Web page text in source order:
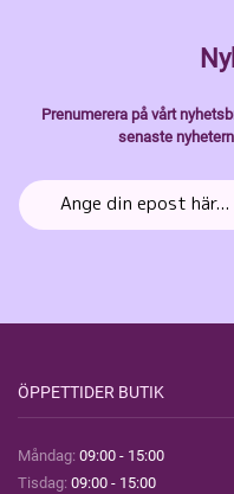
Prenumerera på vårt
senaste
ÖPPETTIDER BUTIK
Måndag: 09:00 - 15:00
Tisdag: 09:00 - 15:00